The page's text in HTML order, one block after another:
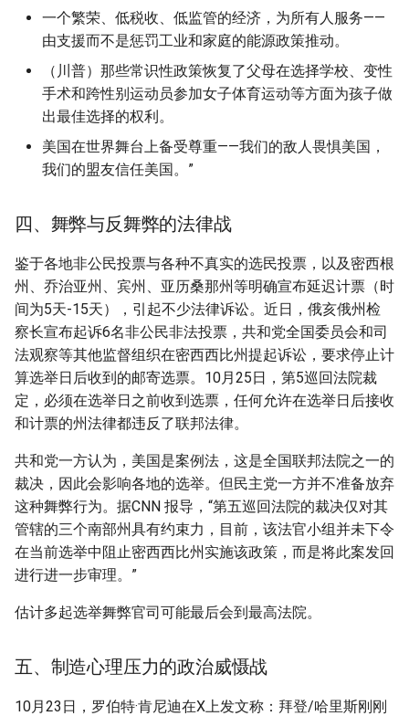
一个繁荣、低税收、低监管的经济，为所有人服务——
由支援而不是惩罚工业和家庭的能源政策推动。
（川普）那些常识性政策恢复了父母在选择学校、变性
手术和跨性别运动员参加女子体育运动等方面为孩子做
出最佳选择的权利。
美国在世界舞台上备受尊重——我们的敌人畏惧美国，
我们的盟友信任美国。”
四、舞弊与反舞弊的法律战
鉴于各地非公民投票与各种不真实的选民投票，以及密西根
州、乔治亚州、宾州、亚历桑那州等明确宣布延迟计票（时
间为5天-15天），引起不少法律诉讼。近日，俄亥俄州检
察长宣布起诉6名非公民非法投票，共和党全国委员会和司
法观察等其他监督组织在密西西比州提起诉讼，要求停止计
算选举日后收到的邮寄选票。10月25日，第5巡回法院裁
定，必须在选举日之前收到选票，任何允许在选举日后接收
和计票的州法律都违反了联邦法律。
共和党一方认为，美国是案例法，这是全国联邦法院之一的
裁决，因此会影响各地的选举。但民主党一方并不准备放弃
这种舞弊行为。据CNN 报导，“第五巡回法院的裁决仅对其
管辖的三个南部州具有约束力，目前，该法官小组并未下令
在当前选举中阻止密西西比州实施该政策，而是将此案发回
进行进一步审理。”
估计多起选举舞弊官司可能最后会到最高法院。
五、制造心理压力的政治威慑战
10月23日，罗伯特·肯尼迪在X上发文称：拜登/哈里斯刚刚